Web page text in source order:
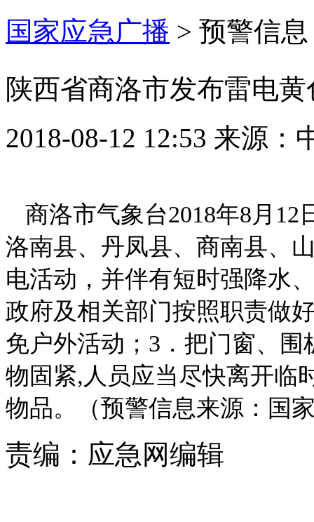
国家应急广播 > 预警信息
陕西省商洛市发布雷电
2018-08-12 12:53 来源：
商洛市气象台2018年8月
洛南县、丹凤县、商南县、
电活动，并伴有短时强降水
政府及相关部门按照职责做
免户外活动；3．把门窗、
物固紧,人员应当尽快离开临
物品。（预警信息来源：国
责编： 应急网编辑